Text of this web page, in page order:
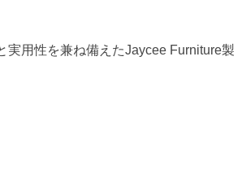
実用性を兼ね備えたJaycee Furniture製